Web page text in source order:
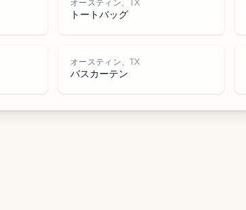
オースティン、TX
トートバッグ
オースティン、TX
バスカーテン